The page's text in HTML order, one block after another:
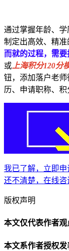
通过掌握年龄、
制定出高效、精准
而就的过程，需
或上海积分120分
钮，添加落户老
历、申请职称、积
我已了解，立即申
还不清楚，在线咨
版权声明
本文仅代表作者观
本文系作者授权发